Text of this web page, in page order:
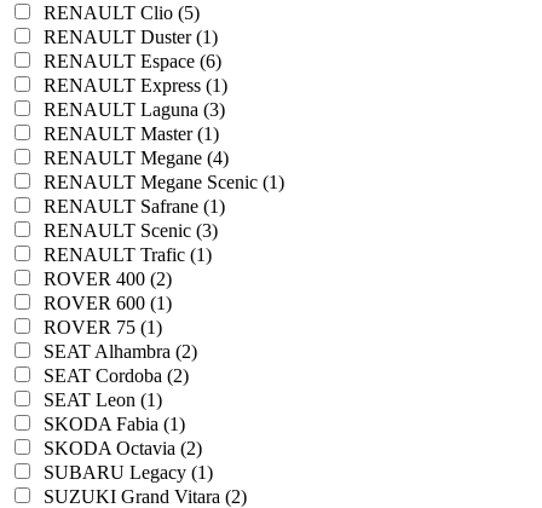
RENAULT Clio (5)
RENAULT Duster (1)
RENAULT Espace (6)
RENAULT Express (1)
RENAULT Laguna (3)
RENAULT Master (1)
RENAULT Megane (4)
RENAULT Megane Scenic (1)
RENAULT Safrane (1)
RENAULT Scenic (3)
RENAULT Trafic (1)
ROVER 400 (2)
ROVER 600 (1)
ROVER 75 (1)
SEAT Alhambra (2)
SEAT Cordoba (2)
SEAT Leon (1)
SKODA Fabia (1)
SKODA Octavia (2)
SUBARU Legacy (1)
SUZUKI Grand Vitara (2)